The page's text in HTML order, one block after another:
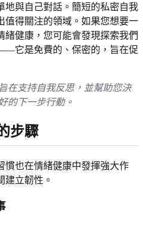
地與自己對話。簡短的私密自我
值得關注的領域。如果您想要一
緒健康，您可能會發現探索我們
它是免費的、保密的，旨在促
在支持自我反思，並幫助您決
的下一步行動。
步驟
慣也在情緒健康中發揮強大作
建立韌性。